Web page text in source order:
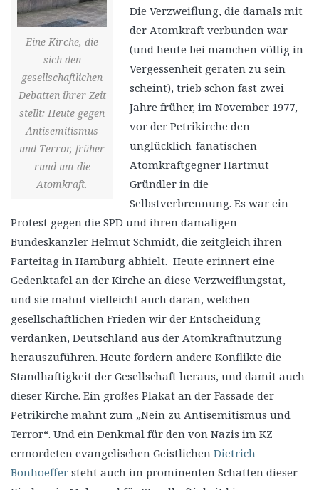
Eine Kirche, die
sich den
gesellschaftlichen
Debatten ihrer Zeit
stellt: Heute gegen
Antisemitismus
und Terror, früher
rund um die
Atomkraft.
Die Verzweiflung, die damals mit
der Atomkraft verbunden war
(und heute bei manchen völlig in
Vergessenheit geraten zu sein
scheint), trieb schon fast zwei
Jahre früher, im November 1977,
vor der Petrikirche den
unglücklich-fanatischen
Atomkraftgegner Hartmut
Gründler in die
Selbstverbrennung. Es war ein
Protest gegen die SPD und ihren damaligen
Bundeskanzler Helmut Schmidt, die zeitgleich ihren
Parteitag in Hamburg abhielt. Heute erinnert eine
Gedenktafel an der Kirche an diese Verzweiflungstat,
und sie mahnt vielleicht auch daran, welchen
gesellschaftlichen Frieden wir der Entscheidung
verdanken, Deutschland aus der Atomkraftnutzung
herauszuführen. Heute fordern andere Konflikte die
Standhaftigkeit der Gesellschaft heraus, und damit auch
dieser Kirche. Ein großes Plakat an der Fassade der
Petrikirche mahnt zum „Nein zu Antisemitismus und
Terror“. Und ein Denkmal für den von Nazis im KZ
ermordeten evangelischen Geistlichen Dietrich
Bonhoeffer steht auch im prominenten Schatten dieser